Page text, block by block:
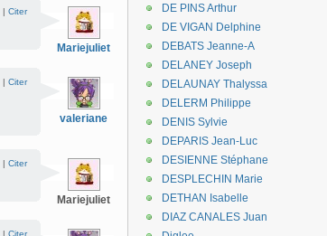
Mariejuliet
| Citer
valeriane
| Citer
Mariejuliet
| Citer
| Citer
DE PINS Arthur
DE VIGAN Delphine
DEBATS Jeanne-A
DELANEY Joseph
DELAUNAY Thalyssa
DELERM Philippe
DENIS Sylvie
DEPARIS Jean-Luc
DESIENNE Stéphane
DESPLECHIN Marie
DETHAN Isabelle
DIAZ CANALES Juan